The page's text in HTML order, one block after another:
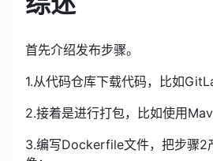
首先介绍发布步骤。
1.从代码仓库下载代码，比如
2.接着是进行打包，比如使用
3.编写Dockerfile文件，把步骤2